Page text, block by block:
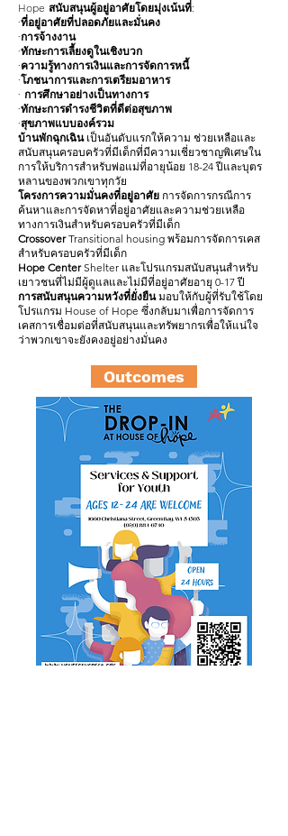
Hope สนับสนุนผู้อยู่อาศัยโดยมุ่งเน้นที่:
·ที่อยู่อาศัยที่ปลอดภัยและมั่นคง
·การจ้างงาน
·ทักษะการเลี้ยงดูในเชิงบวก
·ความรู้ทางการเงินและการจัดการหนี้
·โภชนาการและการเตรียมอาหาร
· การศึกษาอย่างเป็นทางการ
·ทักษะการดำรงชีวิตที่ดีต่อสุขภาพ
·สุขภาพแบบองค์รวม
บ้านพักฉุกเฉินเป็นอันดับแรกให้ความ ช่วยเหลือและ
สนับสนุนครอบครัวที่มีเด็กที่มีความเชี่ยวชาญพิเศษใน
การให้บริการสำหรับพ่อแม่ที่อายุน้อย 18-24 ปีและบุตร
หลานของพวกเขาทุกวัย
โครงการความมั่นคงที่อยู่อาศัย การจัดการกรณีการ
ค้นหาและการจัดหาที่อยู่อาศัยและความช่วยเหลือ
ทางการเงินสำหรับครอบครัวที่มีเด็ก
CrossoverTransitional housing พร้อมการจัดการเคส
สำหรับครอบครัวที่มีเด็ก
Hope CenterShelter และโปรแกรมสนับสนุนสำหรับ
เยาวชนที่ไม่มีผู้ดูแลและไม่มีที่อยู่อาศัยอายุ 0-17 ปี
การสนับสนุนความหวังที่ยั่งยืนมอบให้กับผู้ที่รับใช้โดย
โปรแกรม House of Hope ซึ่งกลับมาเพื่อการจัดการ
เคสการเชื่อมต่อที่สนับสนุนและทรัพยากรเพื่อให้แน่ใจ
ว่าพวกเขาจะยังคงอยู่อย่างมั่นคง
Outcomes